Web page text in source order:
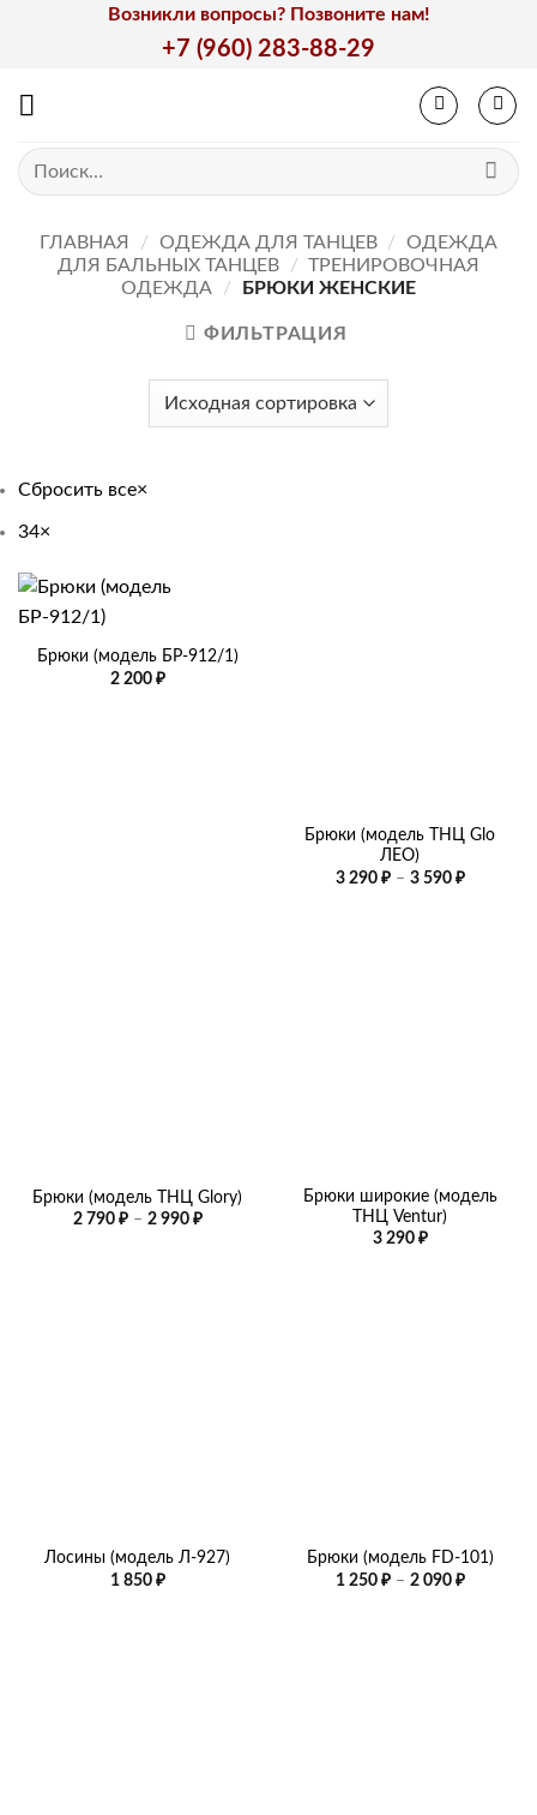
Возникли вопросы? Позвоните нам!
+7 (960) 283-88-29
Искать:
ГЛАВНАЯ / ОДЕЖДА ДЛЯ ТАНЦЕВ /
ОДЕЖДА
ДЛЯ БАЛЬНЫХ ТАНЦЕВ
/ ТРЕНИРОВОЧНАЯ
ОДЕЖДА
/ БРЮКИ ЖЕНСКИЕ
ФИЛЬТРАЦИЯ
Сбросить все×
34×
Брюки (модель БР-912/1)
2 200 ₽
Брюки (модель ТНЦ Glo
ЛЕО)
3 290 ₽ – 3 590 ₽
Брюки (модель ТНЦ Glory)
2 790 ₽ – 2 990 ₽Диапазон
Брюки широкие (модель
ТНЦ Ventur)
3 290 ₽
Лосины (модель Л-927)
1 850 ₽
Брюки (модель FD-101)
1 250 ₽ – 2 090 ₽